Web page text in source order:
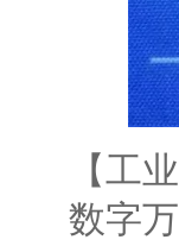
【工
数字